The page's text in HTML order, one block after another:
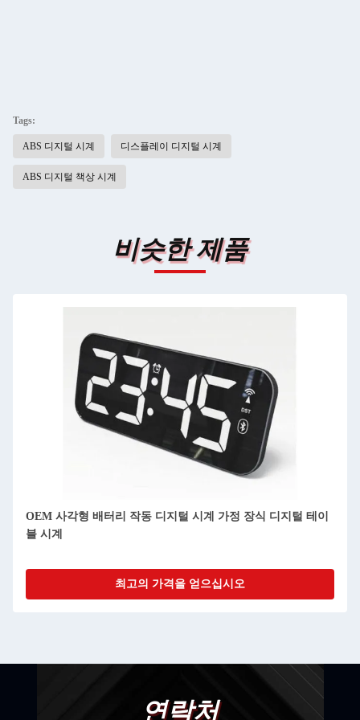
Tags:
ABS 디지털 시계 디스플레이 디지털 시계
ABS 디지털 책상 시계
비슷한 제품
사용자 정의 얇은 디지털 시계 달 단계 데스크톱 디지털 달력
일시
최고의 가격을 얻으십시오
연락처